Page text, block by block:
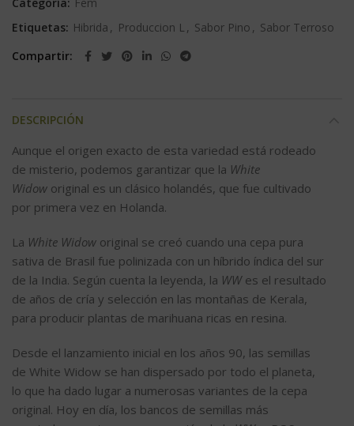
Categoría: Fem
Etiquetas: Hibrida , Produccion L , Sabor Pino , Sabor Terroso
Compartir
DESCRIPCIÓN
Aunque el origen exacto de esta variedad está rodeado
de misterio, podemos garantizar que la White
Widow original es un clásico holandés, que fue cultivado
por primera vez en Holanda.
La White Widow original se creó cuando una cepa pura
sativa de Brasil fue polinizada con un híbrido índica del sur
de la India. Según cuenta la leyenda, la WWes el resultado
de años de cría y selección en las montañas de Kerala,
para producir plantas de marihuana ricas en resina.
Desde el lanzamiento inicial en los años 90, las semillas
de White Widow se han dispersado por todo el planeta,
lo que ha dado lugar a numerosas variantes de la cepa
original. Hoy en día, los bancos de semillas más